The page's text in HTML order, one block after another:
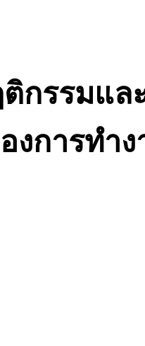
ติกรรมแ
งการทำ